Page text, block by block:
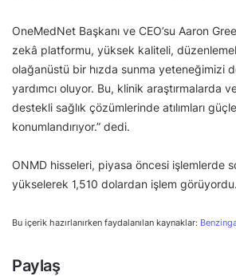
OneMedNet Başkanı ve CEO’su Aaron
zekâ platformu, yüksek kaliteli,
olağanüstü bir hızda sunma yeteneğimizi
yardımcı oluyor. Bu, klinik araştırmalarda
destekli sağlık çözümlerinde atılımları
konumlandırıyor.” dedi.
ONMD hisseleri, piyasa öncesi işlemlerde
yükselerek 1,510 dolardan işlem görüyordu.
Bu içerik hazırlanırken faydalanılan kaynaklar:
Paylaş